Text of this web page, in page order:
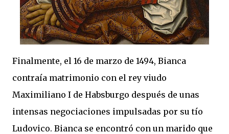
Finalmente, el 16 de marzo de 1494, Bianca
contraía matrimonio con el rey viudo
Maximiliano I de Habsburgo después de unas
intensas negociaciones impulsadas por su tío
Ludovico. Bianca se encontró con un marido que